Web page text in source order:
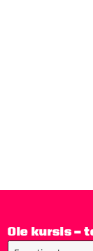
Ole kursis –